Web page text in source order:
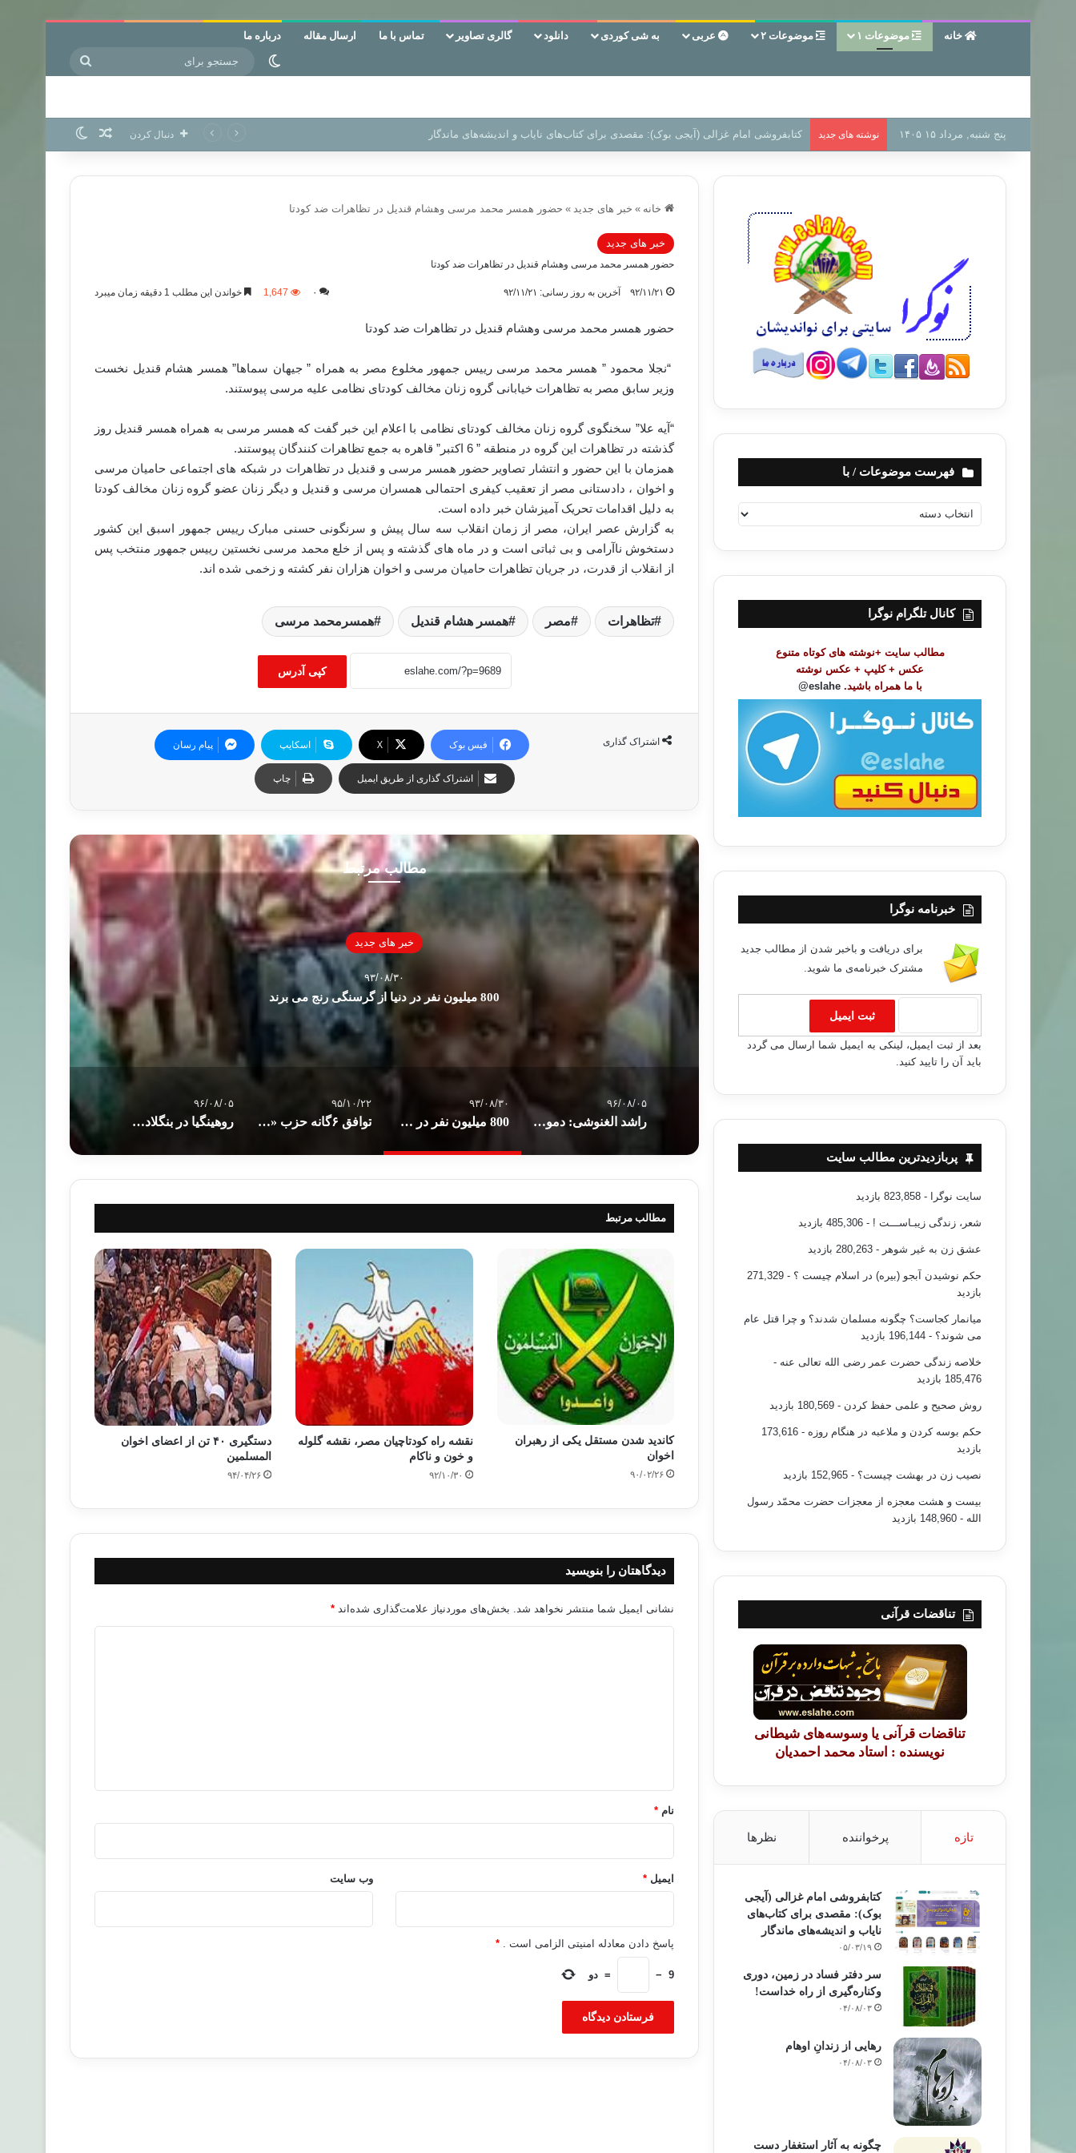
خانه موضوعات ۱ موضوعات ۲ عربی به شی کوردی دانلود گالری تصاویر تماس با ما ارسال مقاله درباره ما
تغییر پوسته
پنج شنبه, مرداد ۱۵ ۱۴۰۵ نوشته های جدید سر دفتر فساد در زمین‌، دوری وکناره‌گیری از راه خداست‌! دنبال کردن نوشته تصادفی
خانه » خبر های جدید » حضور همسر محمد مرسی وهشام قندیل در تظاهرات ضد کودتا
خبر های جدید
حضور همسر محمد مرسی وهشام قندیل در تظاهرات ضد کودتا
۹۲/۱۱/۲۱ آخرین به روز رسانی: ۹۲/۱۱/۲۱ ۰ 1,647 خواندن این مطلب 1 دقیقه زمان میبرد
حضور همسر محمد مرسی وهشام قندیل در تظاهرات ضد کودتا
“نجلا محمود ” همسر محمد مرسی رییس جمهور مخلوع مصر به همراه ” جیهان سماها” همسر هشام قندیل نخست
وزیر سابق مصر به تظاهرات خیابانی گروه زنان مخالف کودتای نظامی علیه مرسی پیوستند.
“آیه علا” سخنگوی گروه زنان مخالف کودتای نظامی با اعلام این خبر گفت که همسر مرسی به همراه همسر قندیل روز
گذشته در تظاهرات این گروه در منطقه ” 6 اکتبر” قاهره به جمع تظاهرات کنندگان پیوستند.
همزمان با این حضور و انتشار تصاویر حضور همسر مرسی و قندیل در تظاهرات در شبکه های اجتماعی حامیان مرسی
و اخوان ، دادستانی مصر از تعقیب کیفری احتمالی همسران مرسی و قندیل و دیگر زنان عضو گروه زنان مخالف کودتا
به دلیل اقدامات تحریک آمیزشان خبر داده است.
به گزارش عصر ایران، مصر از زمان انقلاب سه سال پیش و سرنگونی حسنی مبارک رییس جمهور اسبق این کشور
دستخوش ناآرامی و بی ثباتی است و در ماه های گذشته و پس از خلع محمد مرسی نخستین رییس جمهور منتخب پس
از انقلاب از قدرت، در جریان تظاهرات حامیان مرسی و اخوان هزاران نفر کشته و زخمی شده اند.
تظاهرات مصر همسر هشام قندیل همسرمحمد مرسی
کپی آدرس
اشتراک گذاری فیس بوک X اسکایپ پیام رسان
اشتراک گذاری از طریق ایمیل چاپ
مطالب مرتبط
در همه جا جز جهان عرب وجود دارد
خبر های جدید
۹۳/۰۸/۳۰
800 ميليون نفر در دنيا از گرسنگی رنج می برند
۹۶/۰۸/۰۵
راشد الغنوشی: دموکراسی در همه جا جز جهان عرب وجود دارد
۹۳/۰۸/۳۰
800 ميليون نفر در دنيا از گرسنگی رنج می برند
۹۵/۱۰/۲۲
توافق ۶گانه حزب «دموکرات کردستان» و «اتحاد میهنی کردستان» عراق
۹۶/۰۸/۰۵
روهینگیا در بنگلادش؛ زنگ خطر سریع ترین رشد آوارگی در جهان +تصاویر
مطالب مرتبط
کاندید شدن مستقل یکی از رهبران
اخوان
۹۰/۰۲/۲۶
نقشه راه کودتاچیان مصر، نقشه گلوله
و خون و ناکام
۹۲/۱۰/۳۰
دستگیری ۴۰ تن از اعضای اخوان
المسلمین
۹۴/۰۴/۲۶
دیدگاهتان را بنویسید
نشانی ایمیل شما منتشر نخواهد شد. بخش‌های موردنیاز علامت‌گذاری شده‌اند *
نام *
ایمیل * وب‌ سایت
پاسخ دادن معادله امنیتی الزامی است . *
9
−
= دو
فهرست موضوعات / با
ه
ت
ض
کانال تلگرام نوگرا
مطالب سایت +نوشته های کوتاه متنوع
عکس + کلیپ + عکس نوشته
با ما همراه باشید. eslahe@
خبرنامه نوگرا
برای دریافت و باخبر شدن از مطالب جدید
مشترک خبرنامه‌ی ما شوید.
بعد از ثبت ایمیل، لینکی به ایمیل شما ارسال می گردد
باید آن را تایید کنید.
پربازدیدترین مطالب سایت
سایت نوگرا - 823,858 بازدید
شعر، زندگی زیبـاســـت ! - 485,306 بازدید
عشق زن به غیر شوهر - 280,263 بازدید
حکم نوشیدن آبجو (بیره) در اسلام چیست ؟
- 271,329
بازدید
میانمار کجاست؟ چگونه مسلمان شدند؟ و چرا قتل عام
می شوند؟ - 196,144 بازدید
خلاصه زندگی حضرت عمر رضی الله تعالی عنه -
185,476 بازدید
روش صحیح و علمی حفظ کردن - 180,569 بازدید
حکم بوسه کردن و ملاعبه در هنگام روزه
- 173,616
بازدید
نصیب زن در بهشت چیست؟ - 152,965 بازدید
بیست و هشت معجزه از معجزات حضرت محمّد رسول
الله - 148,960 بازدید
تناقضات قرآنی
تناقضات قرآنی یا وسوسه‌های شیطانی
نویسنده : استاد محمد احمدیان
تازه پرخواننده نظرها
کتابفروشی امام غزالی (آیجی
بوک): مقصدی برای کتاب‌های
نایاب و اندیشه‌های ماندگار
۰۵/۰۳/۱۹
سر دفتر فساد در زمین‌، دوری
وکناره‌گیری از راه خداست‌!
۰۴/۰۸/۰۳
رهایی از زندانِ اوهام
۰۴/۰۸/۰۳
چگونه به آثار استغفار دست